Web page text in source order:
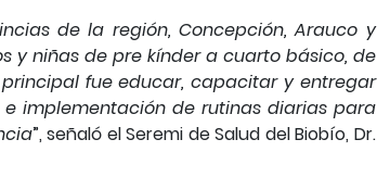
de la región, Concepción, Arauco y
y niñas de pre kínder a cuarto básico, de
fue educar, capacitar y entregar
implementación de rutinas diarias para
”, señaló el Seremi de Salud del Biobío, Dr.